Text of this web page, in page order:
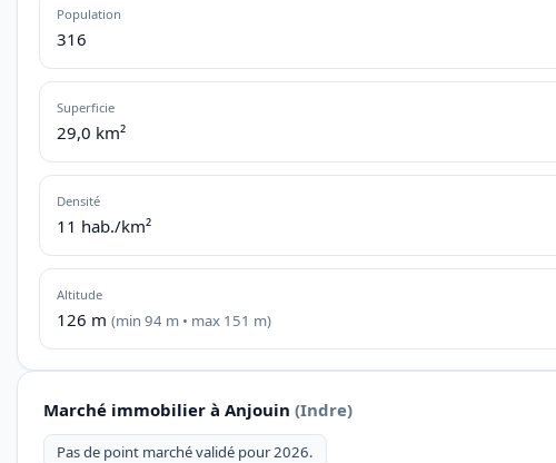
Population
316
Superficie
29,0 km²
Densité
11 hab./km²
Altitude
126 m (min 94 m • max 151 m)
Marché immobilier à Anjouin (Indre)
Pas de point marché validé pour 2026.